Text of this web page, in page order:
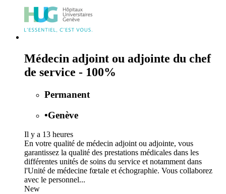
Médecin adjoint ou adjointe du chef
de service - 100%
Permanent
•Genève
Il y a 13 heures
En votre qualité de médecin adjoint ou adjointe, vous
garantissez la qualité des prestations médicales dans les
différentes unités de soins du service et notamment dans
l'Unité de médecine fœtale et échographie. Vous collaborez
avec le personnel...
New